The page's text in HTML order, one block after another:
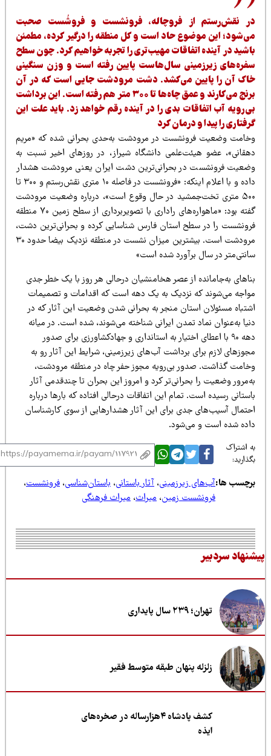
نقش‌رستم از فروچاله، فرونشست و فروشُست صحبت
‌این موضوع حاد است و کل منطقه را درگیر کرده، مطمئن
در آینده اتفاقات مهیب‌تری را تجربه خواهیم کرد. چون سطح
زیرزمینی سال‌هاست پایین رفته است و وزن سنگینی
آن را پایین می‌کشد. دشت مرودشت جایی است که در آن
برنج می‌کارند و عمق چاه‌ها تا ۳۰۰ متر هم رفته است. این برداشت
آب اتفاقات بدی را در آینده رقم خواهد زد. باید علت این
را پیدا و درمان کرد
وضعیت فرونشست در مرودشت به‌حدی بحرانی شده که «مریم
عضو هیئت‌علمی دانشگاه شیراز، در روزهای اخیر نسبت به
فرونشست در بحرانی‌ترین دشت ایران یعنی مرودشت هشدار
داده و با اعلام اینکه: «فرونشست‌ در فاصله ۱۰ متری نقش‌رستم و ۳۰۰ تا
۵۰۰ متری تخت‌جمشید در حال وقوع است»، درباره وضعیت مرودشت
گفته بود: «ماهواره‌های راداری با تصویربرداری از سطح زمین ۷۰ منطقه
را در سطح استان فارس شناسایی کرده و بحرانی‌ترین دشت،
مرودشت است. بیشترین میزان نشست در منطقه نزدیک بیضا حدود ۳۰
در سال برآورد شده است»
به‌جامانده از عصر هخامنشیان درحالی هر روز با یک خطر جدی
می‌شوند که نزدیک به یک دهه است که اقدامات و تصمیمات
مسئولان استان منجر به بحرانی شدن وضعیت این آثار که در
به‌عنوان نماد تمدن ایرانی شناخته می‌شوند، شده است. در میانه
دهه ۹۰ با اعطای اختیار به استانداری و جهادکشاورزی برای صدور
لازم برای برداشت آب‌های زیرزمینی، شرایط این آثار رو به
گذاشت. صدور بی‌رویه مجوز حفر چاه در منطقه مرودشت،
وضعیت را بحرانی‌تر کرد و امروز این بحران تا چندقدمی آثار
رسیده است. تمام این اتفاقات درحالی افتاده که بارها درباره
آسیب‌های جدی برای این آثار هشدارهایی از سوی کارشناسان
شده است و می‌شود.
اشتراک
ها:آب‌های زیرزمینی،آثار باستانی،باستان‌شناسی،فرونشست،
فرونشست زمین،میراث،میراث فرهنگی
سردبیر
تهران؛ ۲۳۹ سال پایداری
زلزله پنهان طبقه متوسط فقیر
کشف پادشاه ۴هزارساله در صخره‌های